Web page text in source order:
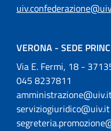
VERONA - SEDE
Via E. Fermi, 18 -
045 8237811
serviziogiuridico@uiv.it